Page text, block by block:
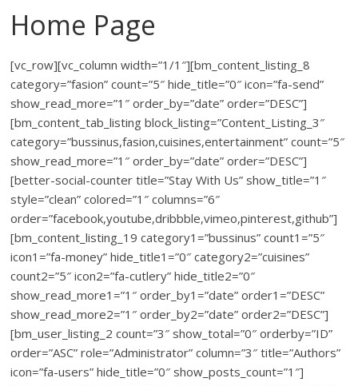
Home Page
[vc_row][vc_column width=”1/1″][bm_content_listing_8
category=”fasion” count=”5″ hide_title=”0″ icon=”fa-send”
show_read_more=”1″ order_by=”date” order=”DESC”]
[bm_content_tab_listing block_listing=”Content_Listing_3″
category=”bussinus,fasion,cuisines,entertainment” count=”5″
show_read_more=”1″ order_by=”date” order=”DESC”]
[better-social-counter title=”Stay With Us” show_title=”1″
style=”clean” colored=”1″ columns=”6″
order=”facebook,youtube,dribbble,vimeo,pinterest,github”]
[bm_content_listing_19 category1=”bussinus” count1=”5″
icon1=”fa-money” hide_title1=”0″ category2=”cuisines”
count2=”5″ icon2=”fa-cutlery” hide_title2=”0″
show_read_more1=”1″ order_by1=”date” order1=”DESC”
show_read_more2=”1″ order_by2=”date” order2=”DESC”]
[bm_user_listing_2 count=”3″ show_total=”0″ orderby=”ID”
order=”ASC” role=”Administrator” column=”3″ title=”Authors”
icon=”fa-users” hide_title=”0″ show_posts_count=”1″]